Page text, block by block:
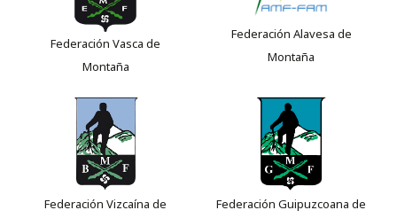
Federación Vasca de
Montaña
Federación Alavesa de
Montaña
Federación Vizcaína de
Federación Guipuzcoana de